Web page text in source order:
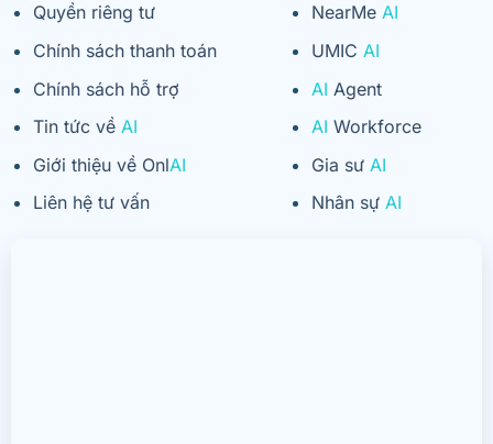
Quyền riêng tư
Chính sách thanh toán
Chính sách hỗ trợ
Tin tức vềAI
Giới thiệu về OnlAI
Liên hệ tư vấn
NearMe AI
UMIC AI
AI Agent
AI Workforce
Gia sư AI
Nhân sự AI